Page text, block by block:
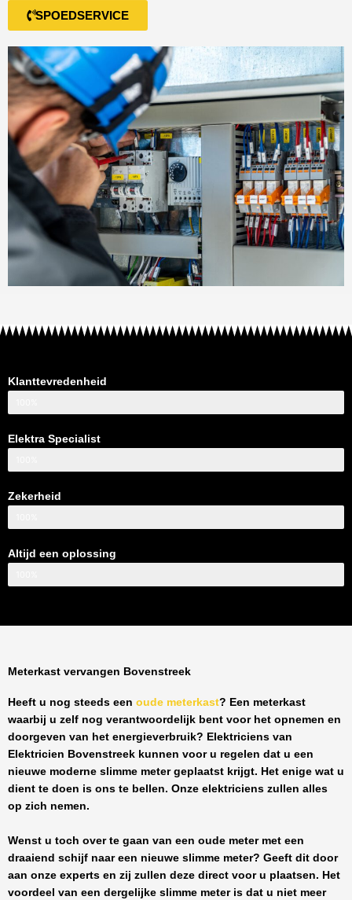
SPOEDSERVICE
Klanttevredenheid
Elektra Specialist
Zekerheid
Altijd een oplossing
Meterkast vervangen Bovenstreek
Heeft u nog steeds een oude meterkast? Een meterkast
waarbij u zelf nog verantwoordelijk bent voor het opnemen en
doorgeven van het energieverbruik? Elektriciens van
Elektricien Bovenstreek kunnen voor u regelen dat u een
nieuwe moderne slimme meter geplaatst krijgt. Het enige wat u
dient te doen is ons te bellen. Onze elektriciens zullen alles
op zich nemen.
Wenst u toch over te gaan van een oude meter met een
draaiend schijf naar een nieuwe slimme meter? Geeft dit door
aan onze experts en zij zullen deze direct voor u plaatsen. Het
voordeel van een dergelijke slimme meter is dat u niet meer